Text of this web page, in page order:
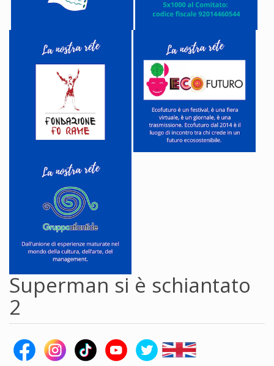
Superman si è schiantato
2